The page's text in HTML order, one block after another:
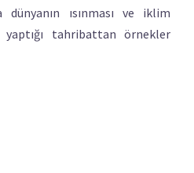
dünyanın ısınması ve iklim
yaptığı tahribattan örnekler